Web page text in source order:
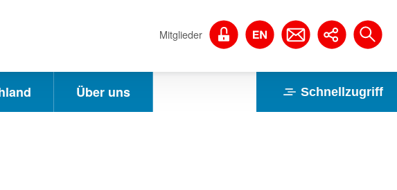
Mitglieder
Über uns Schnellzugriff